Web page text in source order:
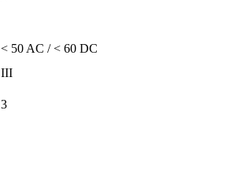
< 50 AC / < 60 DC
III
3